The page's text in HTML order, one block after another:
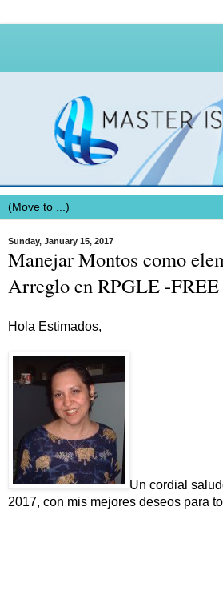
Sunday, January 15, 2017
Manejar Montos como
Arreglo en RPGLE -FREE
Hola Estimados,
Un cordial
2017, con mis mejores deseos para